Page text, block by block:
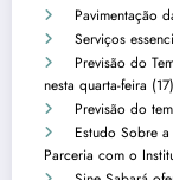
Pavimentação
Serviços
Previsão do
nesta quarta-feira (17)
Previsão do
Estudo Sobre
Parceria com o